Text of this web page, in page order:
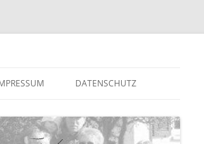
DATENSCHUTZ